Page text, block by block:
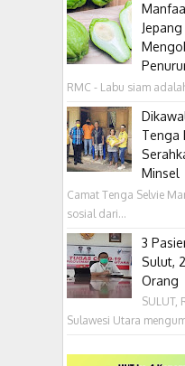
RMC - Labu siam
Tenga
Minsel
Camat Tenga Selvie
sosial dari...
3
Sulut,
Orang
SULUT,
Sulawesi Utara